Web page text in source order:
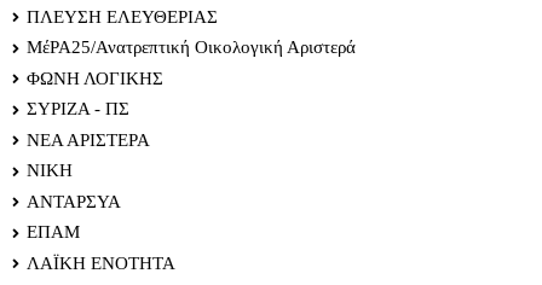
ΠΛΕΥΣΗ ΕΛΕΥΘΕΡΙΑΣ
ΜέΡΑ25/Ανατρεπτική Οικολογική Αριστερά
ΦΩΝΗ ΛΟΓΙΚΗΣ
ΣΥΡΙΖΑ - ΠΣ
ΝΕΑ ΑΡΙΣΤΕΡΑ
ΝΙΚΗ
ΑΝΤΑΡΣΥΑ
ΕΠΑΜ
ΛΑΪΚΗ ΕΝΟΤΗΤΑ